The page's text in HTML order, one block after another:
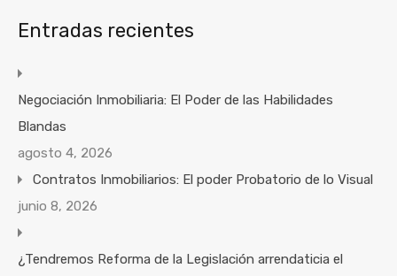
Entradas recientes
Negociación Inmobiliaria: El Poder de las Habilidades
Blandas
agosto 4, 2026
Contratos Inmobiliarios: El poder Probatorio de lo Visual
junio 8, 2026
¿Tendremos Reforma de la Legislación arrendaticia el